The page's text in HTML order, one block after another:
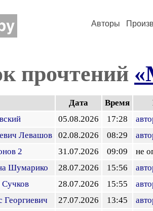
Авторы
прочтений
Дата Время
05.08.2026 17:28
Левашов
02.08.2026 08:29
2
31.07.2026 09:09
не
Шумарико
28.07.2026 15:56
28.07.2026 15:55
Георгиевич
27.07.2026 13:45